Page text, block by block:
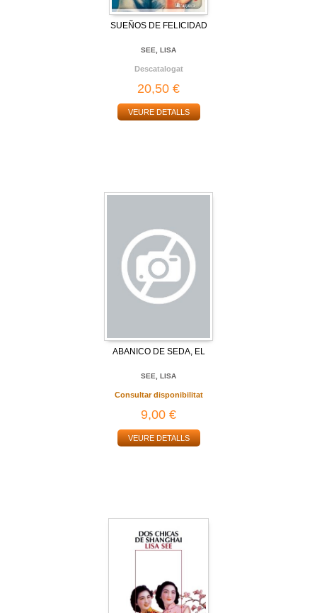
SUEÑOS DE FELICIDAD
SEE, LISA
Descatalogat
20,50 €
VEURE DETALLS
ABANICO DE SEDA, EL
SEE, LISA
Consultar disponibilitat
9,00 €
VEURE DETALLS